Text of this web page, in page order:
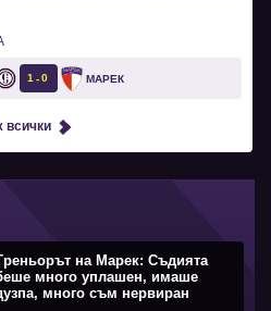
1 0 МАРЕК
всички
на Марек: Съдията
много уплашен, имаше
много съм нервиран